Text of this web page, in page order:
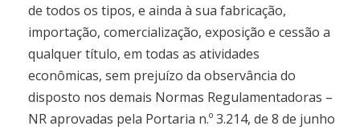
de todos os tipos, e ainda à sua fabricação,
importação, comercialização, exposição e cessão a
qualquer título, em todas as atividades
econômicas, sem prejuízo da observância do
disposto nos demais Normas Regulamentadoras –
NR aprovadas pela Portaria n.º 3.214, de 8 de junho